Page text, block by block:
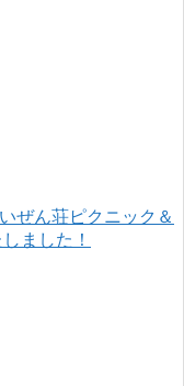
ぜん荘ピクニック＆
ました！